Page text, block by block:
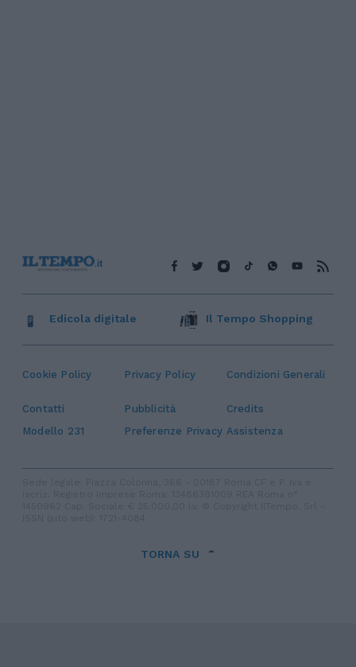
Cookie Policy Privacy Policy Condizioni Generali
Contatti Pubblicità
Credits
Modello 231
Preferenze Privacy Assistenza
Edicola digitale Il Tempo Shopping
TORNA SU